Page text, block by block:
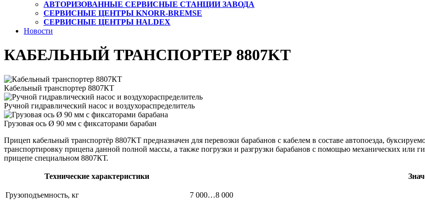
АВТОРИЗОВАННЫЕ СЕРВИСНЫЕ СТАНЦИИ ЗАВОДА
СЕРВИСНЫЕ ЦЕНТРЫ KNORR-BREMSE
СЕРВИСНЫЕ ЦЕНТРЫ HALDEX
Новости
КАБЕЛЬНЫЙ ТРАНСПОРТЕР 8807KT
Кабельный транспортер 8807КТ
Ручной гидравлический насос и воздухораспределитель
Грузовая ось Ø 90 мм с фиксаторами барабан
Прицеп кабельный транспортёр 8807КТ предназначен для перевозки барабанов с кабелем в составе автопоезда,
транспортировку прицепа данной полной массы, а также погрузки и разгрузки барабанов с помощью механических или
прицепе специальном 8807КТ.
Технические характеристики
Грузоподъемность, кг 7 000…8 000